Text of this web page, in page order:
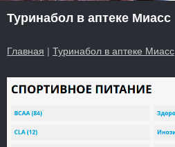
Туринабол в аптеке Миасс
Главная | Туринабол в аптеке Миасс